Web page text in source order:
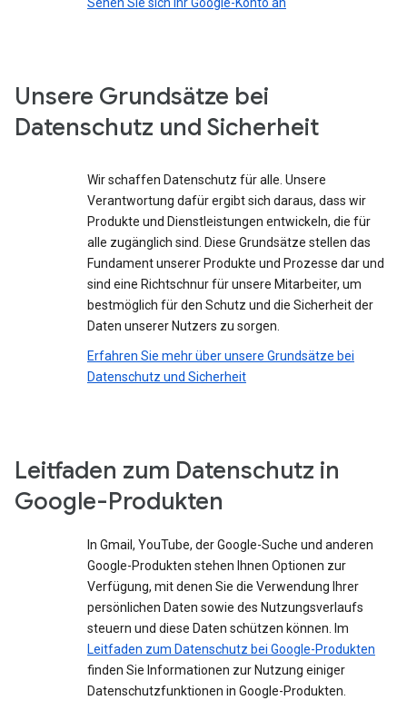
Unsere Grundsätze bei
Datenschutz und Sicherheit
Wir schaffen Datenschutz für alle. Unsere
Verantwortung dafür ergibt sich daraus, dass wir
Produkte und Dienstleistungen entwickeln, die für
alle zugänglich sind. Diese Grundsätze stellen das
Fundament unserer Produkte und Prozesse dar und
sind eine Richtschnur für unsere Mitarbeiter, um
bestmöglich für den Schutz und die Sicherheit der
Daten unserer Nutzers zu sorgen.
Erfahren Sie mehr über unsere Grundsätze bei
Datenschutz und Sicherheit
Leitfaden zum Datenschutz in
Google-Produkten
In Gmail, YouTube, der Google-Suche und anderen
Google-Produkten stehen Ihnen Optionen zur
Verfügung, mit denen Sie die Verwendung Ihrer
persönlichen Daten sowie des Nutzungsverlaufs
steuern und diese Daten schützen können. Im
Leitfaden zum Datenschutz bei Google-Produkten
finden Sie Informationen zur Nutzung einiger
Datenschutzfunktionen in Google-Produkten.